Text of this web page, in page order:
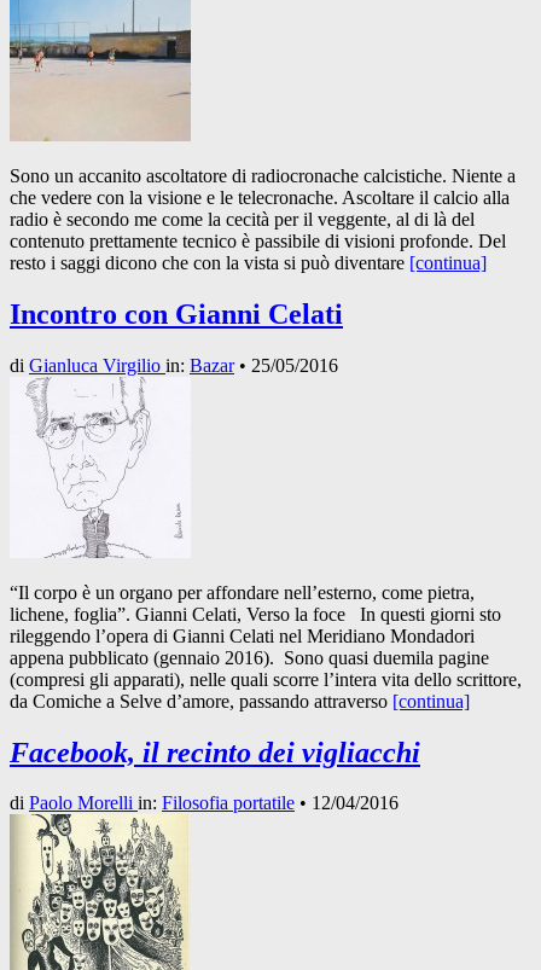
Sono un accanito ascoltatore di radiocronache calcistiche. Niente a
che vedere con la visione e le telecronache. Ascoltare il calcio alla
radio è secondo me come la cecità per il veggente, al di là del
contenuto prettamente tecnico è passibile di visioni profonde. Del
resto i saggi dicono che con la vista si può diventare [continua]
Incontro con Gianni Celati
di Gianluca Virgilio in: Bazar• 25/05/2016
“Il corpo è un organo per affondare nell’esterno, come pietra,
lichene, foglia”. Gianni Celati, Verso la foce In questi giorni sto
rileggendo l’opera di Gianni Celati nel Meridiano Mondadori
appena pubblicato (gennaio 2016). Sono quasi duemila pagine
(compresi gli apparati), nelle quali scorre l’intera vita dello scrittore,
da Comiche a Selve d’amore, passando attraverso [continua]
Facebook, il recinto dei vigliacchi
di Paolo Morelli in: Filosofia portatile • 12/04/2016